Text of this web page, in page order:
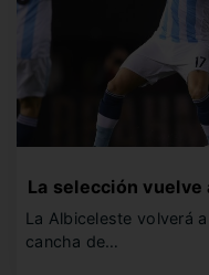
La selección
La Albiceleste volverá
cancha de…